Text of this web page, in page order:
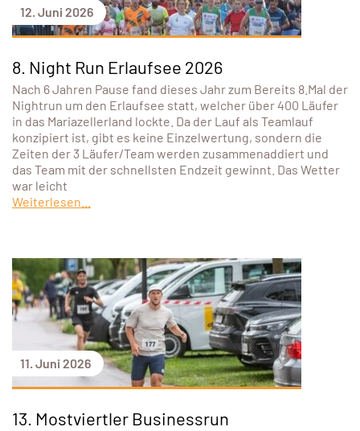
12. Juni 2026
8. Night Run Erlaufsee 2026
Nach 6 Jahren Pause fand dieses Jahr zum Bereits 8.Mal der
Nightrun um den Erlaufsee statt, welcher über 400 Läufer
in das Mariazellerland lockte. Da der Lauf als Teamlauf
konzipiert ist, gibt es keine Einzelwertung, sondern die
Zeiten der 3 Läufer/Team werden zusammenaddiert und
das Team mit der schnellsten Endzeit gewinnt. Das Wetter
war leicht
Weiterlesen...
11. Juni 2026
13. Mostviertler Businessrun